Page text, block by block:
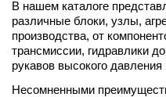
В нашем каталоге
различные блоки, узлы,
производства, от
трансмиссии, гидравлики
рукавов высокого
Несомненными